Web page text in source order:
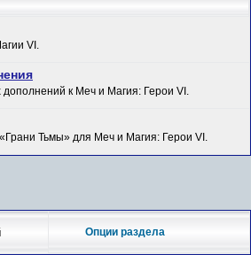
VI.
к Меч и Магия: Герои VI.
Тьмы» для Меч и Магия: Герои VI.
Опции раздела